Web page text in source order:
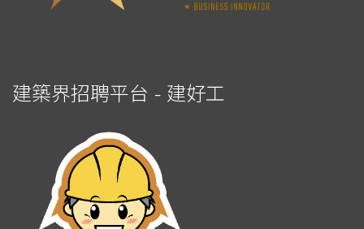
建築界招聘平台 - 建好工